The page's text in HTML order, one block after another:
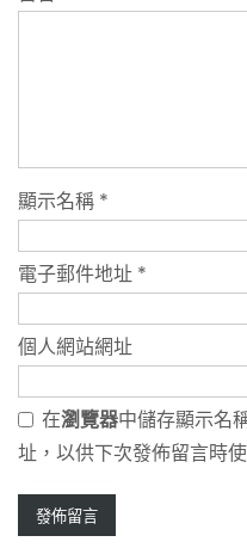
顯示名稱 *
電子郵件地址 *
個人網站網址
在瀏覽器中儲存顯示名
址，以供下次發佈留言時